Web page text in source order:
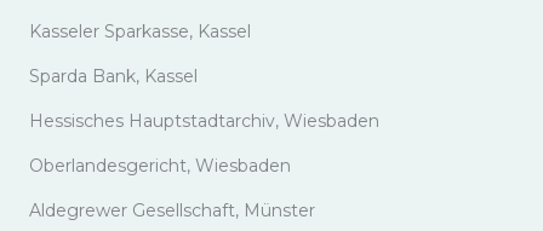
Kasseler Sparkasse, Kassel
Sparda Bank, Kassel
Hessisches Hauptstadtarchiv, Wiesbaden
Oberlandesgericht, Wiesbaden
Aldegrewer Gesellschaft, Münster